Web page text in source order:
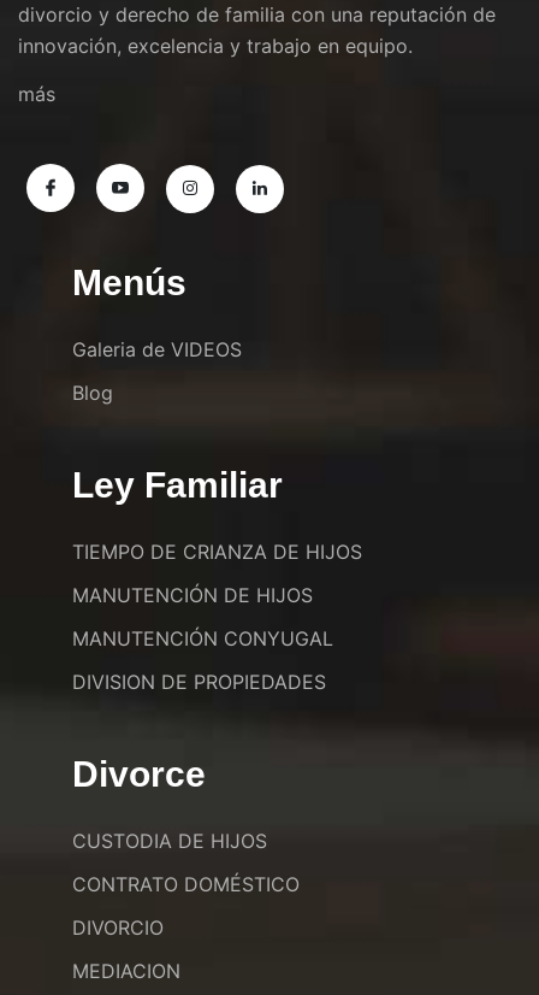
divorcio y derecho de familia con una reputación de
innovación, excelencia y trabajo en equipo.
más
Menús
Galeria de VIDEOS
Blog
Ley Familiar
TIEMPO DE CRIANZA DE HIJOS
MANUTENCIÓN DE HIJOS
MANUTENCIÓN CONYUGAL
DIVISION DE PROPIEDADES
Divorce
CUSTODIA DE HIJOS
CONTRATO DOMÉSTICO
DIVORCIO
MEDIACION